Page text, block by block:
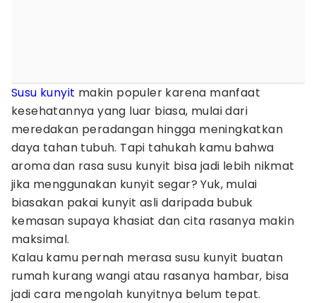
Susu kunyit makin populer karena manfaat
kesehatannya yang luar biasa, mulai dari
meredakan peradangan hingga meningkatkan
daya tahan tubuh. Tapi tahukah kamu bahwa
aroma dan rasa susu kunyit bisa jadi lebih nikmat
jika menggunakan kunyit segar? Yuk, mulai
biasakan pakai kunyit asli daripada bubuk
kemasan supaya khasiat dan cita rasanya makin
maksimal.
Kalau kamu pernah merasa susu kunyit buatan
rumah kurang wangi atau rasanya hambar, bisa
jadi cara mengolah kunyitnya belum tepat.